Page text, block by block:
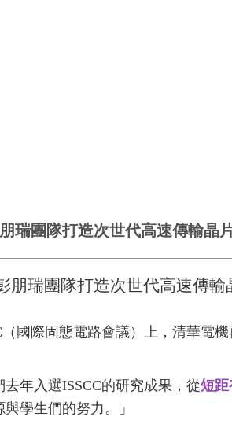
瑞團隊打造次世代高速傳輸晶
朋瑞團隊打造次世代高速傳輸
國際固態電路會議）上，清華電
年入選ISSCC的研究成果，從短距
學生們的努力。」